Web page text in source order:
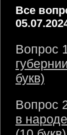
Все
Вопрос
букв)
Вопрос
в